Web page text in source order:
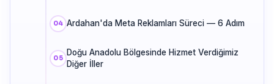
Ardahan'da Meta Reklamları Süreci — 6 Adım
Doğu Anadolu Bölgesinde Hizmet Verdiğimiz
Diğer İller